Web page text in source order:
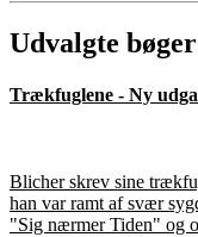
Udvalgte bøger
Trækfuglene - Ny
Blicher skrev sine
han var ramt af svær
"Sig nærmer Tiden" og